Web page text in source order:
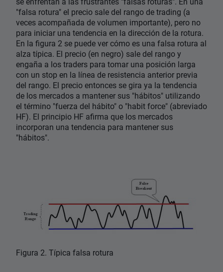
"falsa rotura" el precio sale del rango de trading (a
veces acompañada de volumen importante), pero no
para iniciar una tendencia en la dirección de la rotura.
En la figura 2 se puede ver cómo es una falsa rotura al
alza típica. El precio (en negro) sale del rango y
engaña a los traders para tomar una posición larga
con un stop en la línea de resistencia anterior previa
del rango. El precio entonces se gira ya la tendencia
de los mercados a mantener sus "hábitos" utilizando
el término "fuerza del hábito" o "habit force" (abreviado
HF). El principio HF afirma que los mercados
incorporan una tendencia para mantener sus
"hábitos".
Figura 2. Típica falsa rotura